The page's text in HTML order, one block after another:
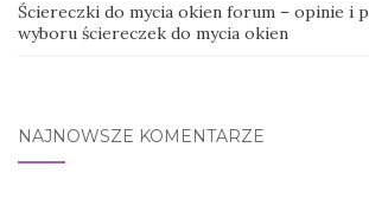
Ściereczki do mycia okien forum – opinie i
wyboru ściereczek do mycia okien
NAJNOWSZE KOMENTARZE